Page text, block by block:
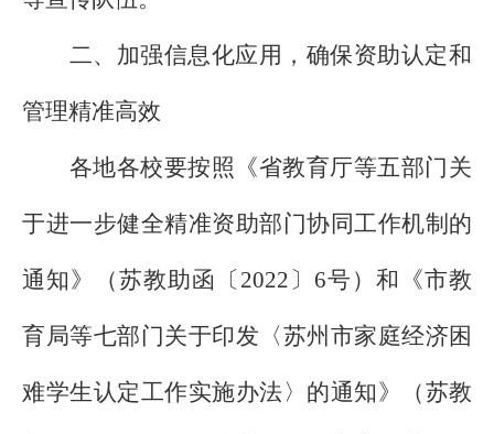
二、加强信息化应用，确保资助认定和
管理精准高效
各地各校要按照《省教育厅等五部门关
于进一步健全精准资助部门协同工作机制的
通知》（苏教助函〔 2022 〕 6号）和《市教
育局等七部门关于印发〈苏州市家庭经济困
难学生认定工作实施办法〉的通知》（苏教